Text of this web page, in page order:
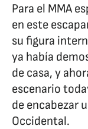
Para el MMA
en este
su figura
ya había
de casa, y
escenario
de encabezar
Occidental.